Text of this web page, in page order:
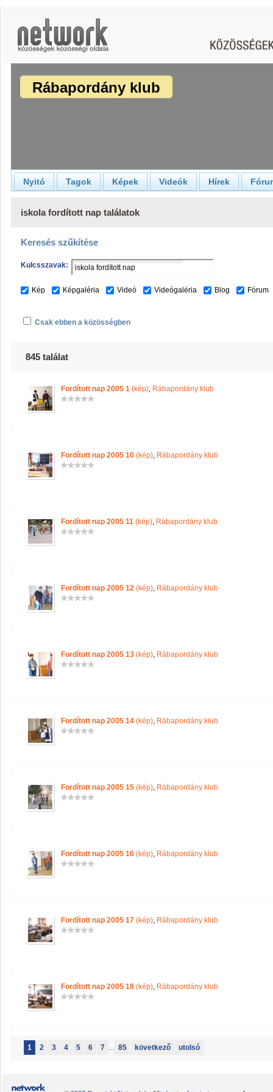
Rábapordány klub
Nyitó Tagok Képek Videók Hírek
iskola fordított nap találatok
Keresés szűkítése
Kulcsszavak:
Kép Képgaléria Videó Videógaléria Blog Fórum
Csak ebben a közösségben
845 találat
Fordított nap 2005 1 (kép), Rábapordány klub
Fordított nap 2005 10 (kép), Rábapordány klub
Fordított nap 2005 11 (kép), Rábapordány klub
Fordított nap 2005 12 (kép), Rábapordány klub
Fordított nap 2005 13 (kép), Rábapordány klub
Fordított nap 2005 14 (kép), Rábapordány klub
Fordított nap 2005 15 (kép), Rábapordány klub
Fordított nap 2005 16 (kép), Rábapordány klub
Fordított nap 2005 17 (kép), Rábapordány klub
Fordított nap 2005 18 (kép), Rábapordány klub
1 2 3 4 5 6 7 ... 85 következő utolsó